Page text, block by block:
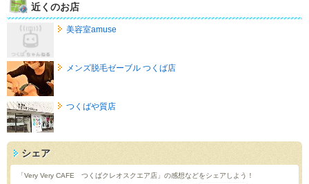
近くのお店
美容室amuse
メンズ脱毛ゼーブル つくば店
つくばや質店
シェア
「Very Very CAFE つくばクレオスクエア店」の感想などをシェアしよう！